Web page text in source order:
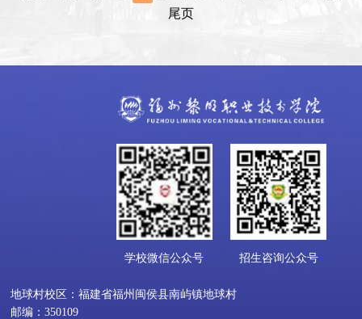
尾页
学校微信公众号 招生咨询公众号
地球村校区：福建省福州闽侯县南屿镇地球村
邮编：350109